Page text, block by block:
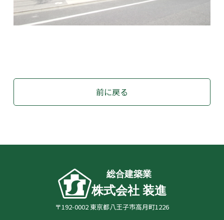
前に戻る
総合建築業
株式会社 装進
〒192-0002 東京都八王子市高月町1226